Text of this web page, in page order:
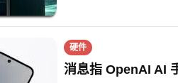
硬件
消息指 OpenAI AI